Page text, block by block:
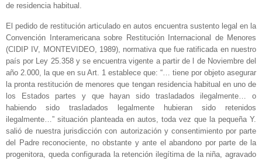
de residencia habitual.
El pedido de restitución articulado en autos encuentra sustento legal en la
Convención Interamericana sobre Restitución Internacional de Menores
(CIDIP IV, MONTEVIDEO, 1989), normativa que fue ratificada en nuestro
país por Ley 25.358 y se encuentra vigente a partir de l de Noviembre del
año 2.000, la que en su Art. 1 establece que: “… tiene por objeto asegurar
la pronta restitución de menores que tengan residencia habitual en uno de
los Estados partes y que hayan sido trasladados ilegalmente… o
habiendo sido trasladados legalmente hubieran sido retenidos
ilegalmente…” situación planteada en autos, toda vez que la pequeña Y.
salió de nuestra jurisdicción con autorización y consentimiento por parte
del Padre reconociente, no obstante y ante el abandono por parte de la
progenitora, queda configurada la retención ilegítima de la niña, agravado